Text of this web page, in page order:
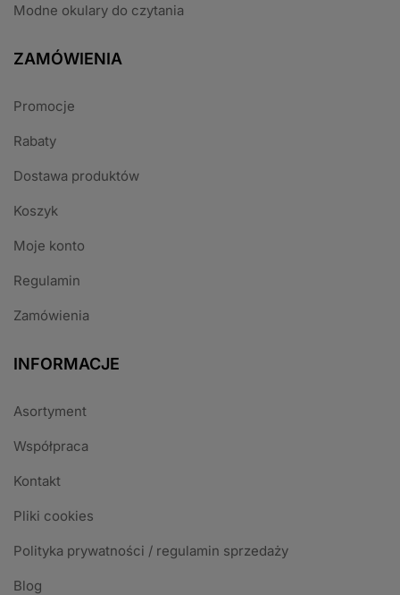
Modne okulary do czytania
ZAMÓWIENIA
Promocje
Rabaty
Dostawa produktów
Koszyk
Moje konto
Regulamin
Zamówienia
INFORMACJE
Asortyment
Współpraca
Kontakt
Pliki cookies
Polityka prywatności / regulamin sprzedaży
Blog